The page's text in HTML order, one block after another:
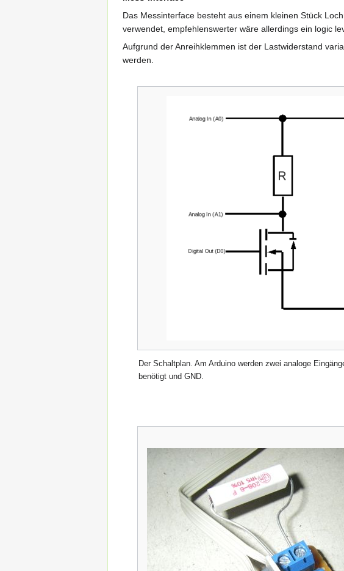
Das Messinterface besteht aus einem kleinen Stück
verwendet, empfehlenswerter wäre allerdings ein logic
Aufgrund der Anreihklemmen ist der Lastwiderstand
werden.
Der Schaltplan. Am Arduino werden zwei analoge
benötigt und GND.